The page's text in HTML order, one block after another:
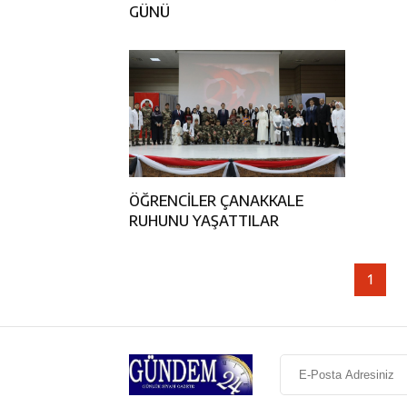
GÜNÜ
ÖĞRENCİLER ÇANAKKALE
RUHUNU YAŞATTILAR
1